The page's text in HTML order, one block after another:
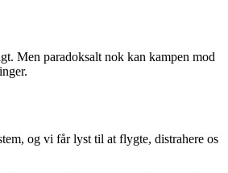
Men paradoksalt nok kan kampen mod
og vi får lyst til at flygte, distrahere os